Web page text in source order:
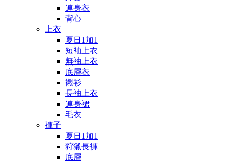
連身衣
背心
上衣
夏日1加1
短袖上衣
無袖上衣
底層衣
襯衫
長袖上衣
連身裙
毛衣
褲子
夏日1加1
狩獵長褲
底層